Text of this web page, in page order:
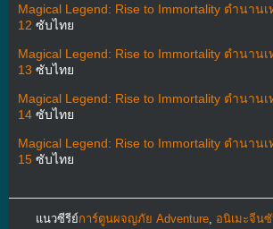
Magical Legend: Rise to Immortality ตำนาน
12 ซับไทย
Magical Legend: Rise to Immortality ตำนาน
13 ซับไทย
Magical Legend: Rise to Immortality ตำนาน
14ซับไทย
Magical Legend: Rise to Immortality ตำนาน
15ซับไทย
แนวซีรีย์การ์ตูนผจญภัย Adventure, อนิเมะจีน